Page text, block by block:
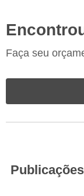
Faça seu